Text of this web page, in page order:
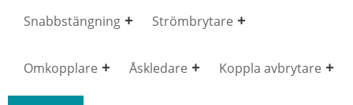
Snabbstängning Strömbrytare
Omkopplare Åskledare Koppla avbrytare